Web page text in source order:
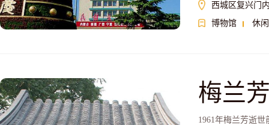
西城区复兴门
博物馆
休
梅兰
1961年梅兰芳逝